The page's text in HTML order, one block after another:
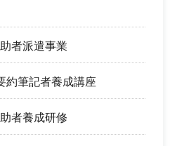
者派遣事業
約筆記者養成講座
者養成研修